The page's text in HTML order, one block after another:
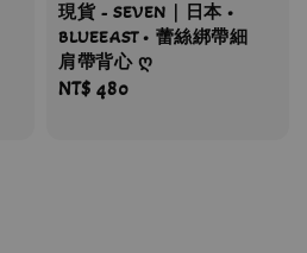
現貨 - SEVEN｜日本 •
BLUEEAST • 蕾絲綁帶細
肩帶背心 ღ
Regular
NT$ 480